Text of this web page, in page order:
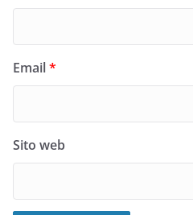
Email*
Sito web